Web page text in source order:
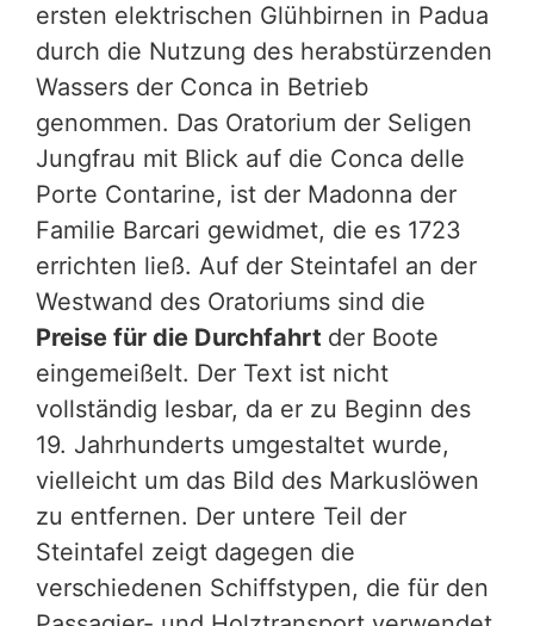
ersten elektrischen Glühbirnen in Padua
durch die Nutzung des herabstürzenden
Wassers der Conca in Betrieb
genommen. Das Oratorium der Seligen
Jungfrau mit Blick auf die Conca delle
Porte Contarine, ist der Madonna der
Familie Barcari gewidmet, die es 1723
errichten ließ. Auf der Steintafel an der
Westwand des Oratoriums sind die
Preise für die Durchfahrt der Boote
eingemeißelt. Der Text ist nicht
vollständig lesbar, da er zu Beginn des
19. Jahrhunderts umgestaltet wurde,
vielleicht um das Bild des Markuslöwen
zu entfernen. Der untere Teil der
Steintafel zeigt dagegen die
verschiedenen Schiffstypen, die für den